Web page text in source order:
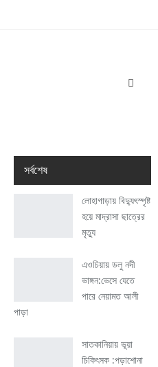
সর্বশেষ
লোহাগাড়ায় বিদ্যুৎস্পৃষ্ট
হয়ে মাদ্রাসা ছাত্রের
মৃত্যু
এওচিয়ায় ডলু নদী
ভাঙ্গন:ভেসে যেতে
পারে নেয়ামত আলী
পাড়া
সাতকানিয়ায় ভূয়া
চিকিৎসক :পড়াশোনা